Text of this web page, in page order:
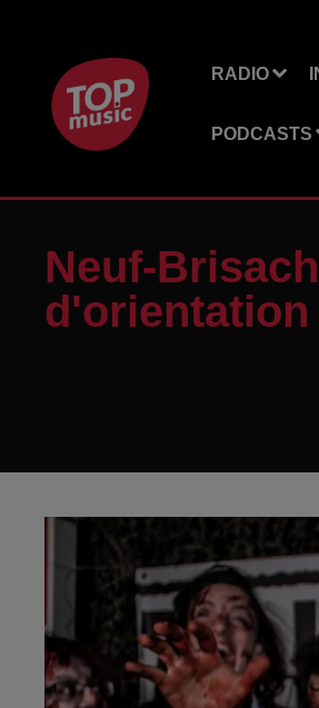
RADIO
PODCASTS
Neuf-
d'orientation